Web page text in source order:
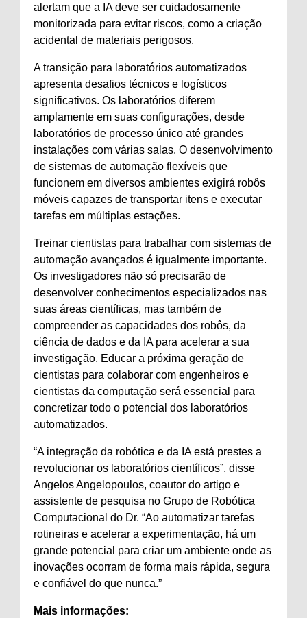
alertam que a IA deve ser cuidadosamente
monitorizada para evitar riscos, como a criação
acidental de materiais perigosos.
A transição para laboratórios automatizados
apresenta desafios técnicos e logísticos
significativos. Os laboratórios diferem
amplamente em suas configurações, desde
laboratórios de processo único até grandes
instalações com várias salas. O desenvolvimento
de sistemas de automação flexíveis que
funcionem em diversos ambientes exigirá robôs
móveis capazes de transportar itens e executar
tarefas em múltiplas estações.
Treinar cientistas para trabalhar com sistemas de
automação avançados é igualmente importante.
Os investigadores não só precisarão de
desenvolver conhecimentos especializados nas
suas áreas científicas, mas também de
compreender as capacidades dos robôs, da
ciência de dados e da IA ​​para acelerar a sua
investigação. Educar a próxima geração de
cientistas para colaborar com engenheiros e
cientistas da computação será essencial para
concretizar todo o potencial dos laboratórios
automatizados.
“A integração da robótica e da IA ​​está prestes a
revolucionar os laboratórios científicos”, disse
Angelos Angelopoulos, coautor do artigo e
assistente de pesquisa no Grupo de Robótica
Computacional do Dr. “Ao automatizar tarefas
rotineiras e acelerar a experimentação, há um
grande potencial para criar um ambiente onde as
inovações ocorram de forma mais rápida, segura
e confiável do que nunca.”
Mais informações: